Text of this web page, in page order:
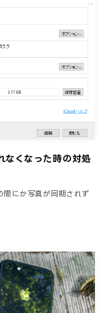
くなった時の対処
にか写真が同期されず